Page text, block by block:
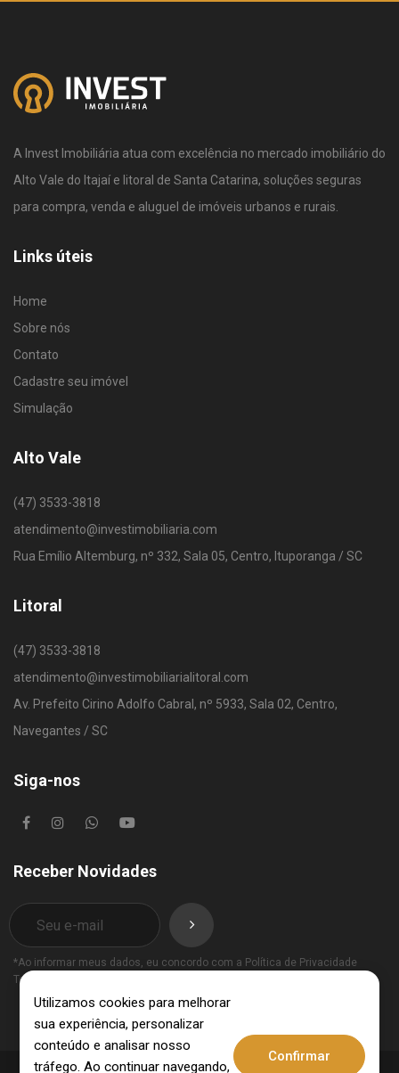
A Invest Imobiliária atua com excelência no mercado imobiliário do
Alto Vale do Itajaí e litoral de Santa Catarina, soluções seguras
para compra, venda e aluguel de imóveis urbanos e rurais.
Links úteis
Home
Sobre nós
Contato
Cadastre seu imóvel
Simulação
Alto Vale
(47) 3533-3818
atendimento@investimobiliaria.com
Rua Emílio Altemburg, nº 332, Sala 05, Centro, Ituporanga / SC
Litoral
(47) 3533-3818
atendimento@investimobiliarialitoral.com
Av. Prefeito Cirino Adolfo Cabral, nº 5933, Sala 02, Centro,
Navegantes / SC
Siga-nos
Receber Novidades
*Ao informar meus dados, eu concordo com a Política de Privacidade
Termos de Uso
Utilizamos cookies para melhorar
sua experiência, personalizar
conteúdo e analisar nosso
tráfego. Ao continuar navegando,
Confirmar